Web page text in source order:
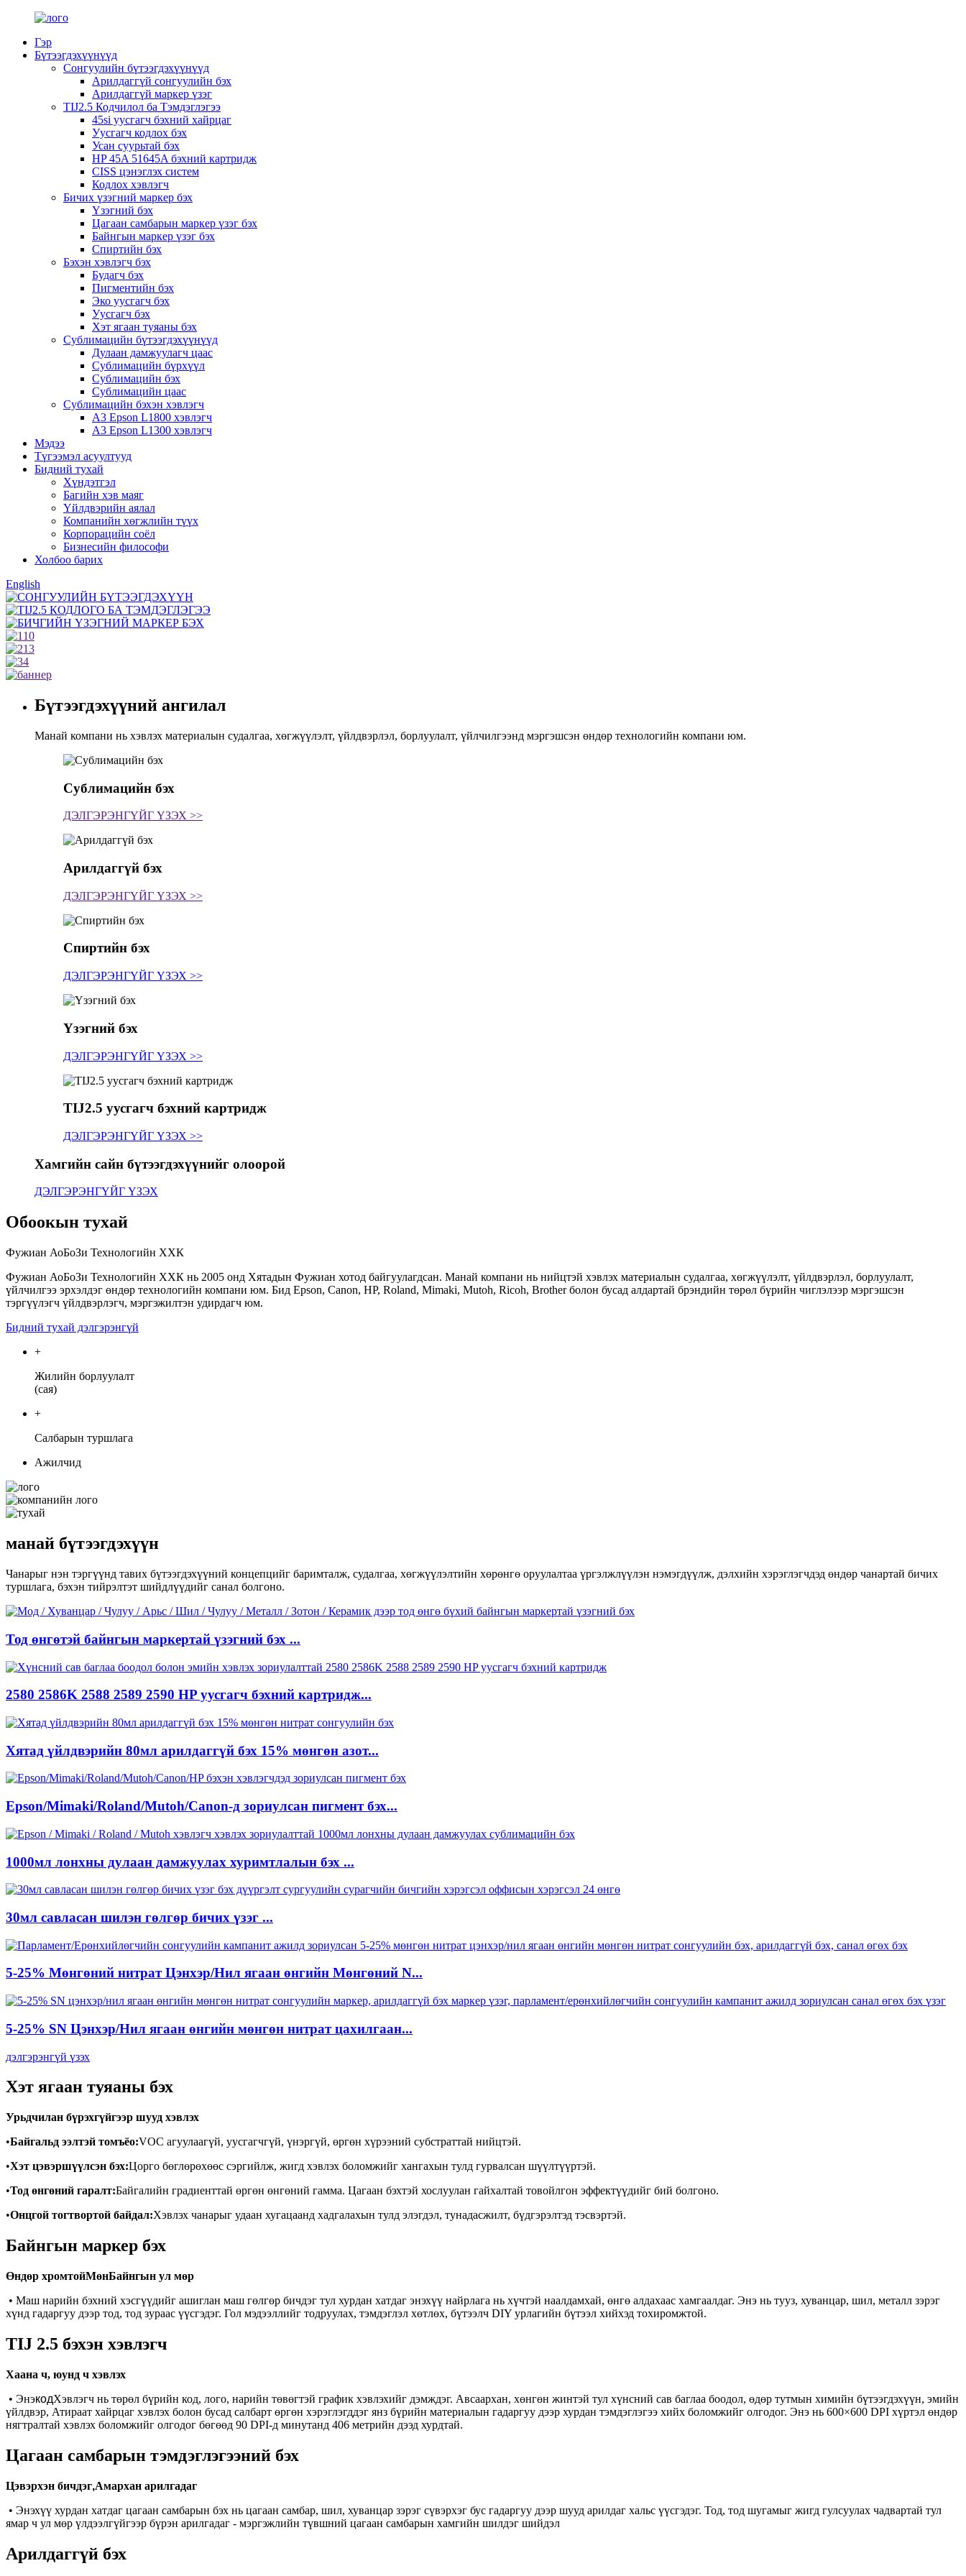
Гэр
Бүтээгдэхүүнүүд
Сонгуулийн бүтээгдэхүүнүүд
Арилдаггүй сонгуулийн бэх
Арилдаггүй маркер үзэг
TIJ2.5 Кодчилол ба Тэмдэглэгээ
45si уусгагч бэхний хайрцаг
Уусгагч кодлох бэх
Усан суурьтай бэх
HP 45A 51645A бэхний картридж
CISS цэнэглэх систем
Кодлох хэвлэгч
Бичих үзэгний маркер бэх
Үзэгний бэх
Цагаан самбарын маркер үзэг бэх
Байнгын маркер үзэг бэх
Спиртийн бэх
Бэхэн хэвлэгч бэх
Будагч бэх
Пигментийн бэх
Эко уусгагч бэх
Уусгагч бэх
Хэт ягаан туяаны бэх
Сублимацийн бүтээгдэхүүнүүд
Дулаан дамжуулагч цаас
Сублимацийн бүрхүүл
Сублимацийн бэх
Сублимацийн цаас
Сублимацийн бэхэн хэвлэгч
А3 Epson L1800 хэвлэгч
А3 Epson L1300 хэвлэгч
Мэдээ
Түгээмэл асуултууд
Бидний тухай
Хүндэтгэл
Багийн хэв маяг
Үйлдвэрийн аялал
Компанийн хөгжлийн түүх
Корпорацийн соёл
Бизнесийн философи
Холбоо барих
English
Бүтээгдэхүүний ангилал
Манай компани нь хэвлэх материалын судалгаа, хөгжүүлэлт, үйлдвэрлэл, борлуулалт, үйлчилгээнд мэргэшсэн өндөр технологийн компани юм.
Сублимацийн бэх
ДЭЛГЭРЭНГҮЙГ ҮЗЭХ >>
Арилдаггүй бэх
ДЭЛГЭРЭНГҮЙГ ҮЗЭХ >>
Спиртийн бэх
ДЭЛГЭРЭНГҮЙГ ҮЗЭХ >>
Үзэгний бэх
ДЭЛГЭРЭНГҮЙГ ҮЗЭХ >>
TIJ2.5 уусгагч бэхний картридж
ДЭЛГЭРЭНГҮЙГ ҮЗЭХ >>
Хамгийн сайн бүтээгдэхүүнийг олоорой
ДЭЛГЭРЭНГҮЙГ ҮЗЭХ
Обоокын тухай
Фужиан АоБоЗи Технологийн ХХК
Фужиан АоБоЗи Технологийн ХХК нь 2005 онд Хятадын Фужиан хотод байгуулагдсан. Манай компани нь нийцтэй хэвлэх материалын судалгаа, хөгжүүлэлт, үйлдвэрлэл, борлуулалт,
үйлчилгээ эрхэлдэг өндөр технологийн компани юм. Бид Epson, Canon, HP, Roland, Mimaki, Mutoh, Ricoh, Brother болон бусад алдартай брэндийн төрөл бүрийн чиглэлээр мэргэшсэн
тэргүүлэгч үйлдвэрлэгч, мэргэжилтэн удирдагч юм.
Бидний тухай дэлгэрэнгүй
+
Жилийн борлуулалт
(сая)
+
Салбарын туршлага
Ажилчид
манай бүтээгдэхүүн
Чанарыг нэн тэргүүнд тавих бүтээгдэхүүний концепцийг баримталж, судалгаа, хөгжүүлэлтийн хөрөнгө оруулалтаа үргэлжлүүлэн нэмэгдүүлж, дэлхийн хэрэглэгчдэд өндөр чанартай бичих
туршлага, бэхэн тийрэлтэт шийдлүүдийг санал болгоно.
Тод өнгөтэй байнгын маркертай үзэгний бэх ...
2580 2586K 2588 2589 2590 HP уусгагч бэхний картридж...
Хятад үйлдвэрийн 80мл арилдаггүй бэх 15% мөнгөн азот...
Epson/Mimaki/Roland/Mutoh/Canon-д зориулсан пигмент бэх...
1000мл лонхны дулаан дамжуулах хуримтлалын бэх ...
30мл савласан шилэн гөлгөр бичих үзэг ...
5-25% Мөнгөний нитрат Цэнхэр/Нил ягаан өнгийн Мөнгөний N...
5-25% SN Цэнхэр/Нил ягаан өнгийн мөнгөн нитрат цахилгаан...
дэлгэрэнгүй үзэх
Хэт ягаан туяаны бэх
Урьдчилан бүрэхгүйгээр шууд хэвлэх
•Байгальд ээлтэй томъёо:VOC агуулаагүй, уусгагчгүй, үнэргүй, өргөн хүрээний субстраттай нийцтэй.
•Хэт цэвэршүүлсэн бэх:Цорго бөглөрөхөөс сэргийлж, жигд хэвлэх боломжийг хангахын тулд гурвалсан шүүлтүүртэй.
•Тод өнгөний гаралт:Байгалийн градиенттай өргөн өнгөний гамма. Цагаан бэхтэй хослуулан гайхалтай товойлгон эффектүүдийг бий болгоно.
•Онцгой тогтвортой байдал:Хэвлэх чанарыг удаан хугацаанд хадгалахын тулд элэгдэл, тунадасжилт, бүдгэрэлтэд тэсвэртэй.
Байнгын маркер бэх
Өндөр хромтойМөнБайнгын ул мөр
• Маш нарийн бэхний хэсгүүдийг ашиглан маш гөлгөр бичдэг тул хурдан хатдаг энэхүү найрлага нь хүчтэй наалдамхай, өнгө алдахаас хамгаалдаг. Энэ нь тууз, хуванцар, шил, металл зэрэг
хүнд гадаргуу дээр тод, тод зураас үүсгэдэг. Гол мэдээллийг тодруулах, тэмдэглэл хөтлөх, бүтээлч DIY урлагийн бүтээл хийхэд тохиромжтой.
TIJ 2.5 бэхэн хэвлэгч
Хаана ч, юунд ч хэвлэх
• ЭнэкодХэвлэгч нь төрөл бүрийн код, лого, нарийн төвөгтэй график хэвлэхийг дэмждэг. Авсаархан, хөнгөн жинтэй тул хүнсний сав баглаа боодол, өдөр тутмын химийн бүтээгдэхүүн, эмийн
үйлдвэр, Атираат хайрцаг хэвлэх болон бусад салбарт өргөн хэрэглэгддэг янз бүрийн материалын гадаргуу дээр хурдан тэмдэглэгээ хийх боломжийг олгодог. Энэ нь 600×600 DPI хүртэл өндөр
нягтралтай хэвлэх боломжийг олгодог бөгөөд 90 DPI-д минутанд 406 метрийн дээд хурдтай.
Цагаан самбарын тэмдэглэгээний бэх
Цэвэрхэн бичдэг,Амархан арилгадаг
• Энэхүү хурдан хатдаг цагаан самбарын бэх нь цагаан самбар, шил, хуванцар зэрэг сүвэрхэг бус гадаргуу дээр шууд арилдаг хальс үүсгэдэг. Тод, тод шугамыг жигд гулсуулах чадвартай тул
ямар ч ул мөр үлдээлгүйгээр бүрэн арилгадаг - мэргэжлийн түвшний цагаан самбарын хамгийн шилдэг шийдэл
Арилдаггүй бэх